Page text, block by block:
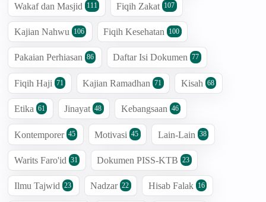
Wakaf dan Masjid 111 Fiqih Zakat 107
Kajian Nahwu 106 Fiqih Kesehatan 100
Pakaian Perhiasan 86 Daftar Isi Dokumen 77
Fiqih Haji 71 Kajian Ramadhan 71 Kisah 68
Etika 61 Jinayat 48 Kebangsaan 46
Kontemporer 45 Motivasi 45 Lain-Lain 38
Warits Faro'id 31 Dokumen PISS-KTB 23
Ilmu Tajwid 23 Nadzar 22 Hisab Falak 16